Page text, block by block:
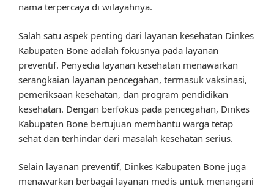
nama terpercaya di wilayahnya.
Salah satu aspek penting dari layanan kesehatan Dinkes
Kabupaten Bone adalah fokusnya pada layanan
preventif. Penyedia layanan kesehatan menawarkan
serangkaian layanan pencegahan, termasuk vaksinasi,
pemeriksaan kesehatan, dan program pendidikan
kesehatan. Dengan berfokus pada pencegahan, Dinkes
Kabupaten Bone bertujuan membantu warga tetap
sehat dan terhindar dari masalah kesehatan serius.
Selain layanan preventif, Dinkes Kabupaten Bone juga
menawarkan berbagai layanan medis untuk menangani